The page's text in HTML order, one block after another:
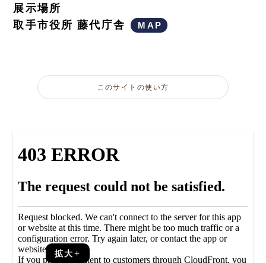
展示場所
取手市役所 藤代庁舎
MAP
このサイトの使い方
拡大